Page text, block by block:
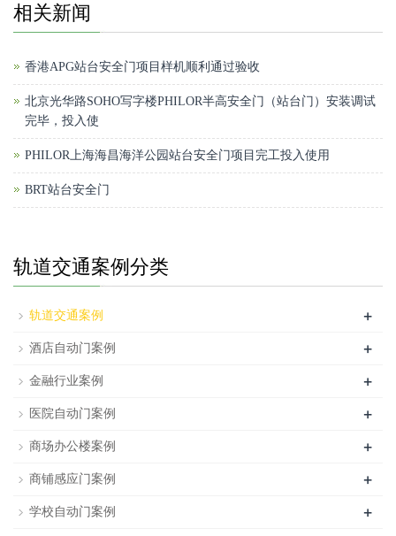
相关新闻
香港APG站台安全门项目样机顺利通过验收
北京光华路SOHO写字楼PHILOR半高安全门（站台门）安装调试
完毕，投入使
PHILOR上海海昌海洋公园站台安全门项目完工投入使用
BRT站台安全门
轨道交通案例分类
轨道交通案例 +
酒店自动门案例 +
金融行业案例 +
医院自动门案例 +
商场办公楼案例 +
商铺感应门案例 +
学校自动门案例 +